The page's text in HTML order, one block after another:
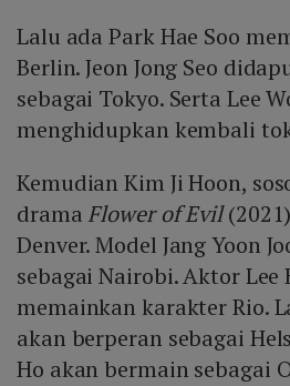
Lalu ada Park Hae Soo
Berlin. Jeon Jong Seo
sebagai Tokyo. Serta Lee
menghidupkan kembali
Kemudian Kim Ji Hoon,
drama Flower of Evil
Denver. Model Jang Yoon
sebagai Nairobi. Aktor Lee
memainkan karakter Rio.
akan berperan sebagai
Ho akan bermain sebagai